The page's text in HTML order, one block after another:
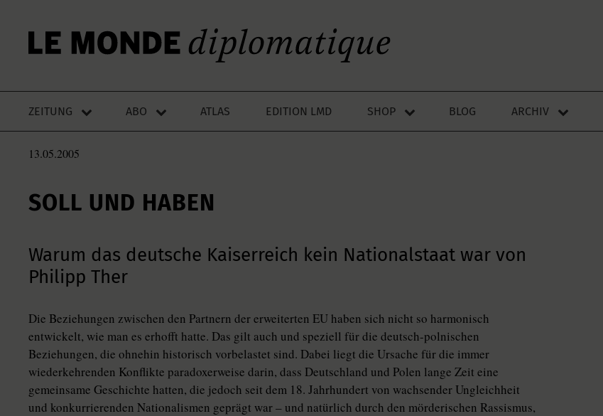
ZEITUNG ABO ATLAS EDITION LMD SHOP BLOG ARCHIV
13.05.2005
SOLL UND HABEN
Warum das deutsche Kaiserreich kein Nationalstaat war von
Philipp Ther
Die Beziehungen zwischen den Partnern der erweiterten EU haben sich nicht so harmonisch
entwickelt, wie man es erhofft hatte. Das gilt auch und speziell für die deutsch-polnischen
Beziehungen, die ohnehin historisch vorbelastet sind. Dabei liegt die Ursache für die immer
wiederkehrenden Konflikte paradoxerweise darin, dass Deutschland und Polen lange Zeit eine
gemeinsame Geschichte hatten, die jedoch seit dem 18. Jahrhundert von wachsender Ungleichheit
und konkurrierenden Nationalismen geprägt war – und natürlich durch den mörderischen Rassismus,